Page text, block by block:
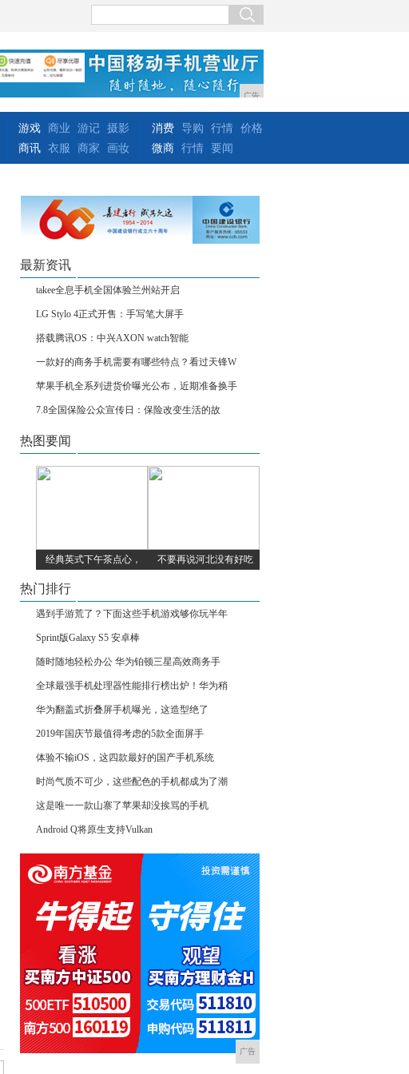
广告
游戏 商业 游记 摄影
商讯 衣服 商家 画妆
消费 导购 行情 价格
微商 行情 要闻
最新资讯
takee全息手机全国体验兰州站开启
LG Stylo 4正式开售：手写笔大屏手
搭载腾讯OS：中兴AXON watch智能
一款好的商务手机需要有哪些特点？看过天锋W
苹果手机全系列进货价曝光公布，近期准备换手
7.8全国保险公众宣传日：保险改变生活的故
热图要闻
经典英式下午茶点心， 不要再说河北没有好吃
热门排行
遇到手游荒了？下面这些手机游戏够你玩半年
Sprint版Galaxy S5 安卓棒
随时随地轻松办公 华为铂顿三星高效商务手
全球最强手机处理器性能排行榜出炉！华为稍
华为翻盖式折叠屏手机曝光，这造型绝了
2019年国庆节最值得考虑的5款全面屏手
体验不输iOS，这四款最好的国产手机系统
时尚气质不可少，这些配色的手机都成为了潮
这是唯一一款山寨了苹果却没挨骂的手机
Android Q将原生支持Vulkan
广告